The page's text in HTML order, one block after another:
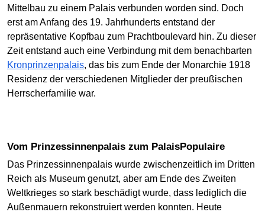
Mittelbau zu einem Palais verbunden worden sind. Doch
erst am Anfang des 19. Jahrhunderts entstand der
repräsentative Kopfbau zum Prachtboulevard hin. Zu dieser
Zeit entstand auch eine Verbindung mit dem benachbarten
Kronprinzenpalais, das bis zum Ende der Monarchie 1918
Residenz der verschiedenen Mitglieder der preußischen
Herrscherfamilie war.
Vom Prinzessinnenpalais zum PalaisPopulaire
Das Prinzessinnenpalais wurde zwischenzeitlich im Dritten
Reich als Museum genutzt, aber am Ende des Zweiten
Weltkrieges so stark beschädigt wurde, dass lediglich die
Außenmauern rekonstruiert werden konnten. Heute